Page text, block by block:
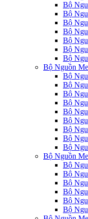
Bộ
Bộ
Bộ
Bộ
Bộ
Bộ
Bộ
Bộ Nguồn
Bộ
Bộ
Bộ
Bộ
Bộ
Bộ
Bộ
Bộ
Bộ
Bộ Nguồn
Bộ
Bộ
Bộ
Bộ
Bộ
Bộ